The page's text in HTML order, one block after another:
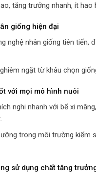
tăng trưởng nhanh, ít hao
giống hiện đại
nghệ nhân giống tiên tiến,
ngặt từ khâu chọn
với mọi mô hình nuôi
nghi nhanh với bể xi
trong môi trường kiểm
sử dụng chất tăng